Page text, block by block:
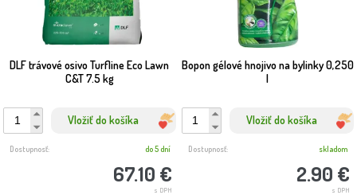
DLF trávové osivo Turfline Eco Lawn
C&T 7.5 kg
Vložiť do košíka
67.10 €
s DPH
Dostupnosť: do 5 dní
Bopon gélové hnojivo na bylinky 0,250
l
Vložiť do košíka
2.90 €
s DPH
Dostupnosť: skladom